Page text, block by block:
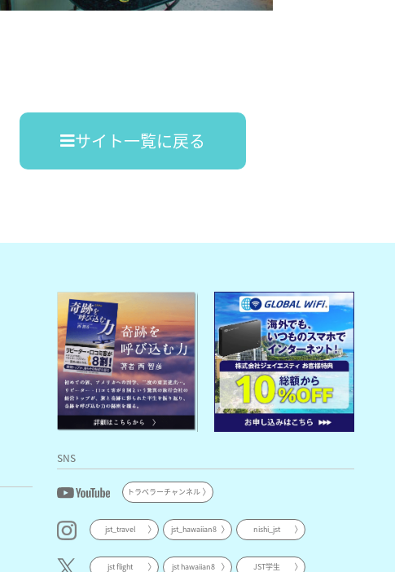
サイト一覧に戻る
SNS
トラベラーチャンネル
jst_travel jst_hawaiian8 nishi_jst
jst flight jst hawaiian8 JST学生